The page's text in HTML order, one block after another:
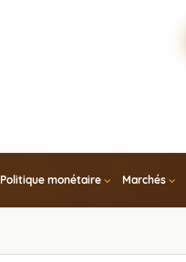
Politique monétaire Marchés